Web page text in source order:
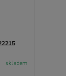
skladem